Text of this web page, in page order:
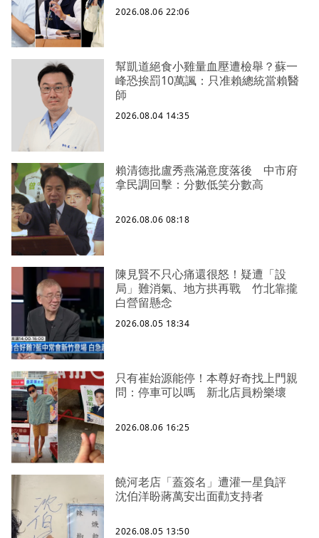
2026.08.06 22:06
幫凱道絕食小雞量血壓遭檢舉？蘇一
峰恐挨罰10萬諷：只准賴總統當賴醫
師
2026.08.04 14:35
賴清德批盧秀燕滿意度落後 中市府
拿民調回擊：分數低笑分數高
2026.08.06 08:18
陳見賢不只心痛還很怒！疑遭「設
局」難消氣、地方拱再戰 竹北靠攏
白營留懸念
2026.08.05 18:34
只有崔始源能停！本尊好奇找上門親
問：停車可以嗎 新北店員粉樂壞
2026.08.06 16:25
饒河老店「蓋簽名」遭灌一星負評
沈伯洋盼蔣萬安出面勸支持者
2026.08.05 13:50